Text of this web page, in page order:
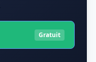
Gratuit